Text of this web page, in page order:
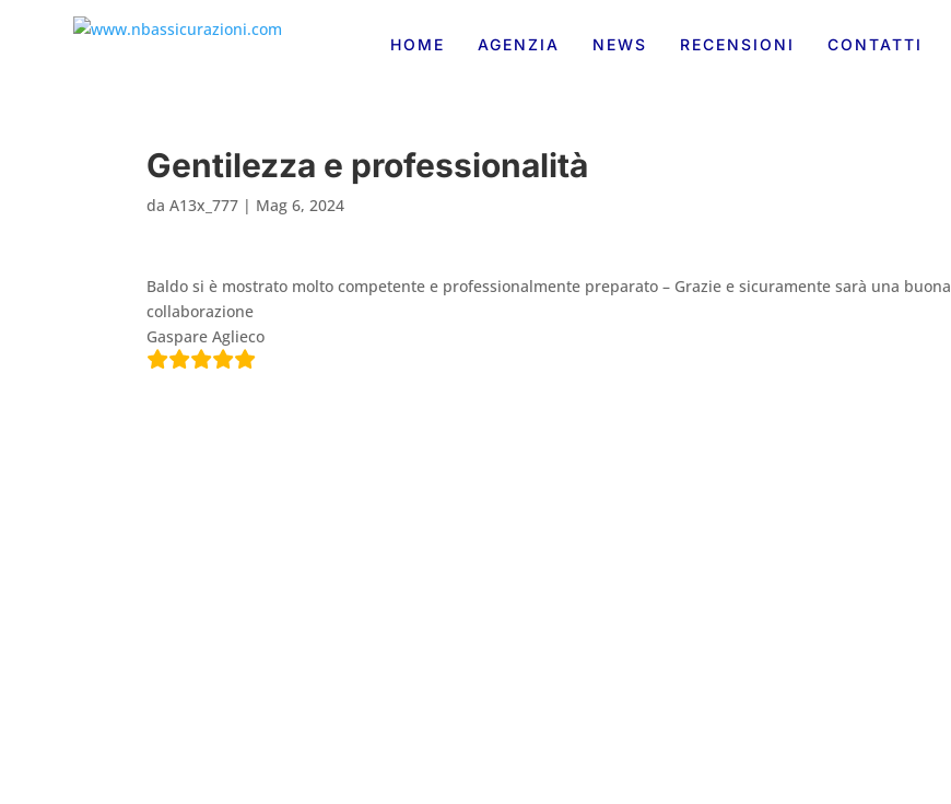
HOME AGENZIA NEWS RECENSIONI CONTATTI
Gentilezza e professionalità
daA13x_777 | Mag 6, 2024
Baldo si è mostrato molto competente e professionalmente preparato – Grazie e sicuramente sarà una buona
collaborazione
Gaspare Aglieco